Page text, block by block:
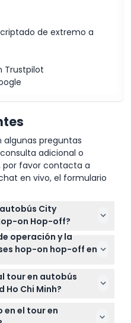
de extremo a
Trustpilot
preguntas
adicional o
por favor contacta a
en vivo, el formulario
City
on Hop-off?
su tour en el
línea aquí mismo en
seleccione las fechas
que más le
lugar.
operación y la
hop-on hop-off en
operan diariamente
cada 30 minutos,
diariamente de
cada 45 minutos
tour en autobús
Chi Minh?
pueden viajar gratis,
en el autobús.
en el tour en